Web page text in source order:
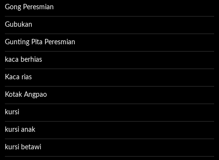
Gong Peresmian
Gubukan
Gunting Pita Peresmian
kaca berhias
Kaca rias
Kotak Angpao
kursi
kursi anak
kursi betawi